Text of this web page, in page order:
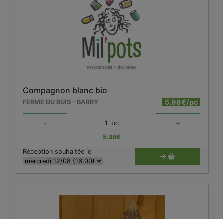
Compagnon blanc bio
FERME DU BUIS - BARRY 5.98€/pc
- 1 pc +
5.98€
Réception souhaitée le